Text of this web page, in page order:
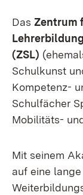
Das Zentrum
(ZSL)
Schulkunst
Kompetenz-
Schulfächer
Mobilitäts-
Mit seinem
auf eine